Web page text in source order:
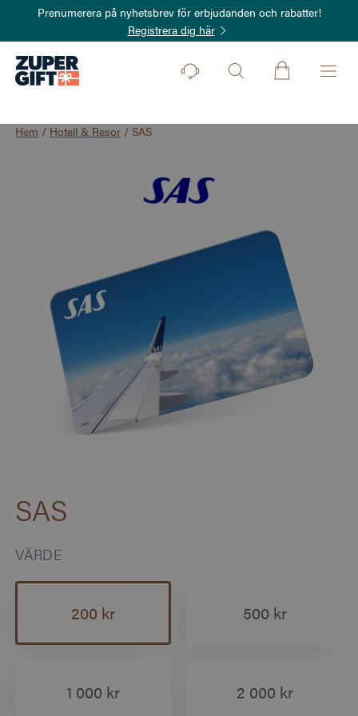
Prenumerera på nyhetsbrev för erbjudanden och rabatter!
Registrera dig här
Hem / Hotell & Resor /SAS
SAS
VÄRDE
200 kr 500 kr
1 000 kr 2 000 kr